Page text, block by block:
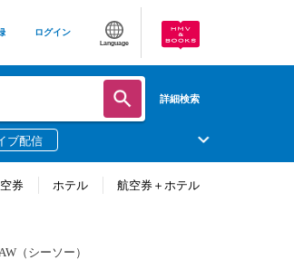
ログイン
Language
詳細検索
ブ配信
券 ホテル 航空券＋ホテル